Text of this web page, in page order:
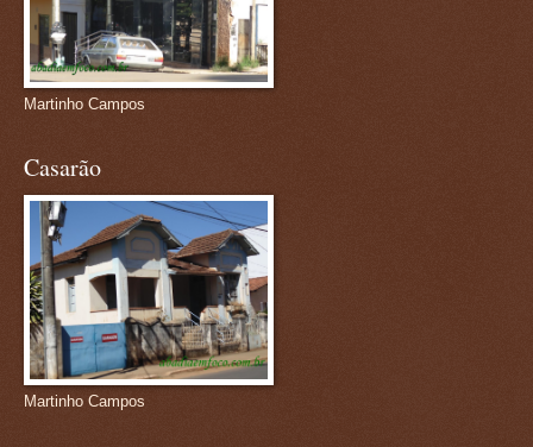
Martinho Campos
Casarão
Martinho Campos